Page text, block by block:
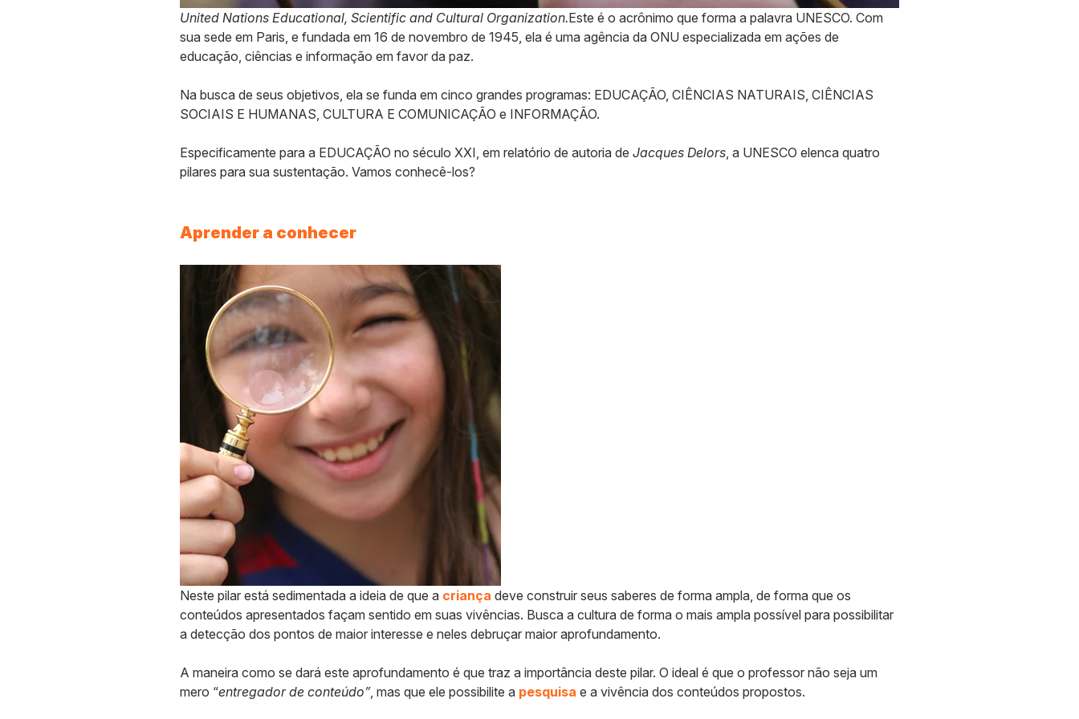
United Nations Educational, Scientific and Cultural Organization.Este é o acrônimo que forma a palavra UNESCO. Com
sua sede em Paris, e fundada em 16 de novembro de 1945, ela é uma agência da ONU especializada em ações de
educação, ciências e informação em favor da paz.
Na busca de seus objetivos, ela se funda em cinco grandes programas: EDUCAÇÃO, CIÊNCIAS NATURAIS, CIÊNCIAS
SOCIAIS E HUMANAS, CULTURA E COMUNICAÇÃO e INFORMAÇÃO.
Especificamente para a EDUCAÇÃO no século XXI, em relatório de autoria de Jacques Delors, a UNESCO elenca quatro
pilares para sua sustentação. Vamos conhecê-los?
Aprender a conhecer
Neste pilar está sedimentada a ideia de que a criança deve construir seus saberes de forma ampla, de forma que os
conteúdos apresentados façam sentido em suas vivências. Busca a cultura de forma o mais ampla possível para possibilitar
a detecção dos pontos de maior interesse e neles debruçar maior aprofundamento.
A maneira como se dará este aprofundamento é que traz a importância deste pilar. O ideal é que o professor não seja um
mero “entregador de conteúdo”, mas que ele possibilite a pesquisa e a vivência dos conteúdos propostos.